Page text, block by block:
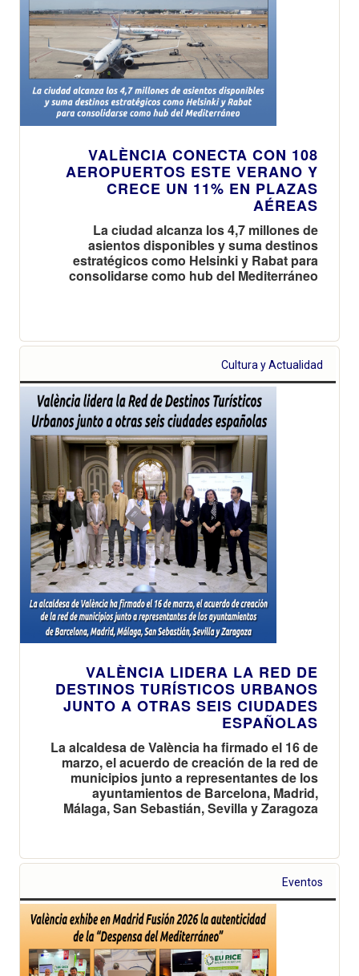
VALÈNCIA CONECTA CON 108
AEROPUERTOS ESTE VERANO Y
CRECE UN 11% EN PLAZAS
AÉREAS
La ciudad alcanza los 4,7 millones de
asientos disponibles y suma destinos
estratégicos como Helsinki y Rabat para
consolidarse como hub del Mediterráneo
Cultura y Actualidad
VALÈNCIA LIDERA LA RED DE
DESTINOS TURÍSTICOS URBANOS
JUNTO A OTRAS SEIS CIUDADES
ESPAÑOLAS
La alcaldesa de València ha firmado el 16 de
marzo, el acuerdo de creación de la red de
municipios junto a representantes de los
ayuntamientos de Barcelona, Madrid,
Málaga, San Sebastián, Sevilla y Zaragoza
Eventos